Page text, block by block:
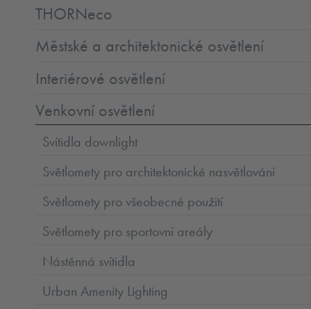
THORNeco
Městské a architektonické osvětlení
Interiérové osvětlení
Venkovní osvětlení
Svítidla downlight
Světlomety pro architektonické nasvětlování
Světlomety pro všeobecné použití
Světlomety pro sportovní areály
Nástěnná svítidla
Urban Amenity Lighting